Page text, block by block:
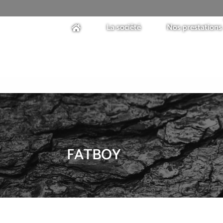
La société Nos prestations
FATBOY